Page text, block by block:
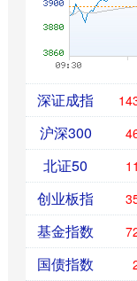
深证成指
沪深300
北证50
创业板指
基金指数
国债指数